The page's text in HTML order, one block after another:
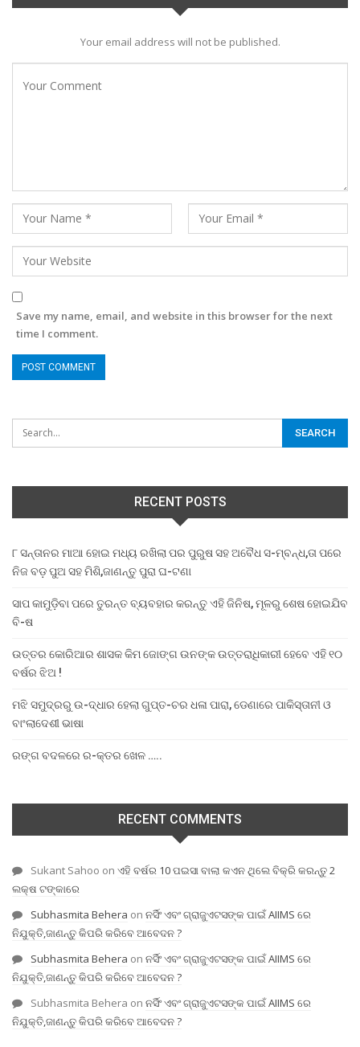
Your email address will not be published.
Save my name, email, and website in this browser for the next
time I comment.
RECENT POSTS
୮ ସନ୍ତାନର ମାଆ ହୋଇ ମଧ୍ୟ ରଖିଲା ପର ପୁରୁଷ ସହ ଅବୈଧ ସ-ମ୍ବନ୍ଧ,ତା ପରେ
ନିଜ ବଡ଼ ପୁଅ ସହ ମିଶି,ଜାଣନ୍ତୁ ପୁରା ଘ-ଟଣା
ସାପ କାମୁଡ଼ିବା ପରେ ତୁରନ୍ତ ବ୍ୟବହାର କରନ୍ତୁ ଏହି ଜିନିଷ, ମୂଳରୁ ଶେଷ ହୋଇଯିବ
ବି-ଷ
ଉତ୍ତର କୋରିଆର ଶାସକ କିମ ଜୋଙ୍ଗ ଉନଙ୍କ ଉତ୍ତରାଧିକାରୀ ହେବେ ଏହି ୧୦
ବର୍ଷର ଝିଅ !
ମଝି ସମୁଦ୍ରରୁ ଉ-ଦ୍ଧାର ହେଲା ଗୁପ୍ତ-ଚର ଧଳା ପାରା, ଡେଣାରେ ପାକିସ୍ତାନୀ ଓ
ବାଂଲାଦେଶୀ ଭାଷା
ରଙ୍ଗ ବଦଳରେ ର-କ୍ତର ଖେଳ …..
RECENT COMMENTS
Sukant Sahoo on ଏହି ବର୍ଷର 10 ପଇସା ବାଲା କଏନ ଥିଲେ ବିକ୍ରି କରନ୍ତୁ 2
ଲକ୍ଷ ଟଙ୍କାରେ
Subhasmita Behera on ନର୍ସିଂ ଏବଂ ଗ୍ରାଜୁଏଟସଙ୍କ ପାଇଁ AIIMS ରେ
ନିଯୁକ୍ତି,ଜାଣନ୍ତୁ କିପରି କରିବେ ଆବେଦନ ?
Subhasmita Behera on ନର୍ସିଂ ଏବଂ ଗ୍ରାଜୁଏଟସଙ୍କ ପାଇଁ AIIMS ରେ
ନିଯୁକ୍ତି,ଜାଣନ୍ତୁ କିପରି କରିବେ ଆବେଦନ ?
Subhasmita Behera on ନର୍ସିଂ ଏବଂ ଗ୍ରାଜୁଏଟସଙ୍କ ପାଇଁ AIIMS ରେ
ନିଯୁକ୍ତି,ଜାଣନ୍ତୁ କିପରି କରିବେ ଆବେଦନ ?